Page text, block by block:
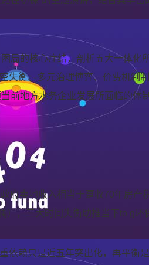
局的核心症结，剖析五大一体化
失衡、多元治理博弈、价费机制
前地方水务企业发展所面临的体
府卖地收入相当于趸收70年房产
），三大时间失衡助推当下to g环
依赖只是近五年突出化，再平衡